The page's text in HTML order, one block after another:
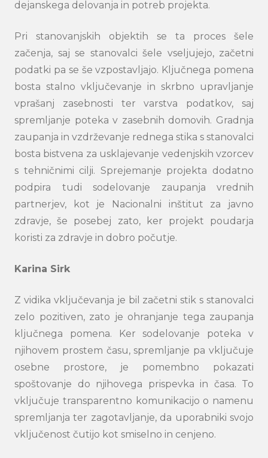
dejanskega delovanja in potreb projekta.
Pri stanovanjskih objektih se ta proces šele
začenja, saj se stanovalci šele vseljujejo, začetni
podatki pa se še vzpostavljajo. Ključnega pomena
bosta stalno vključevanje in skrbno upravljanje
vprašanj zasebnosti ter varstva podatkov, saj
spremljanje poteka v zasebnih domovih. Gradnja
zaupanja in vzdrževanje rednega stika s stanovalci
bosta bistvena za usklajevanje vedenjskih vzorcev
s tehničnimi cilji. Sprejemanje projekta dodatno
podpira tudi sodelovanje zaupanja vrednih
partnerjev, kot je Nacionalni inštitut za javno
zdravje, še posebej zato, ker projekt poudarja
koristi za zdravje in dobro počutje.
Karina Sirk
Z vidika vključevanja je bil začetni stik s stanovalci
zelo pozitiven, zato je ohranjanje tega zaupanja
ključnega pomena. Ker sodelovanje poteka v
njihovem prostem času, spremljanje pa vključuje
osebne prostore, je pomembno pokazati
spoštovanje do njihovega prispevka in časa. To
vključuje transparentno komunikacijo o namenu
spremljanja ter zagotavljanje, da uporabniki svojo
vključenost čutijo kot smiselno in cenjeno.